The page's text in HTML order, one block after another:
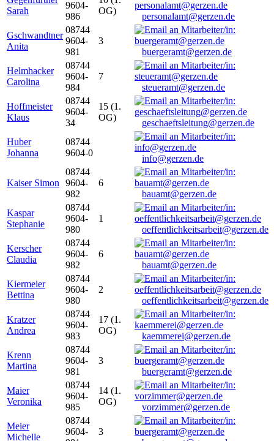
Sarah
9604-
986
OG)
personalamt@gerzen.de
Gschwandtner
Anita
08744
9604-
981
3
buergeramt@gerzen.de
Helmhacker
Carolina
08744
9604-
984
7
steueramt@gerzen.de
Hoffmeister
Klaus
08744
9604-
34
15 (1.
OG)
geschaeftsleitung@gerzen.de
Huber
Johanna
08744
9604-0
info@gerzen.de
Kaiser Simon
08744
9604-
982
6
bauamt@gerzen.de
Kaspar
Stephanie
08744
9604-
980
1
oeffentlichkeitsarbeit@gerzen.de
Kerscher
Claudia
08744
9604-
982
6
bauamt@gerzen.de
Kiermeier
Bettina
08744
9604-
980
2
oeffentlichkeitsarbeit@gerzen.de
Kratzer
Andrea
08744
9604-
983
17 (1.
OG)
kaemmerei@gerzen.de
Krenn
Martina
08744
9604-
981
3
buergeramt@gerzen.de
Maier
Veronika
08744
9604-
985
14 (1.
OG)
vorzimmer@gerzen.de
Meier
Michelle
08744
9604-
3